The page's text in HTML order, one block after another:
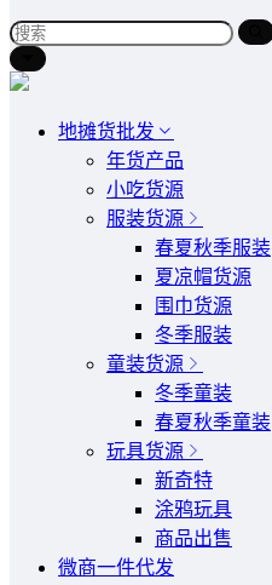
地摊货批发
年货产品
小吃货源
服装货源
春夏秋季服装
夏凉帽货源
围巾货源
冬季服装
童装货源
冬季童装
春夏秋季童装
玩具货源
新奇特
涂鸦玩具
商品出售
微商一件代发